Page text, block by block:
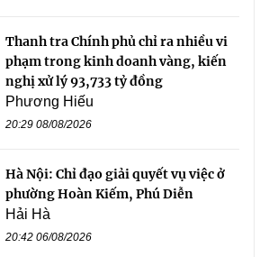
Thanh tra Chính phủ chỉ ra nhiều vi
phạm trong kinh doanh vàng, kiến
nghị xử lý 93,733 tỷ đồng
Phương Hiếu
20:29 08/08/2026
Hà Nội: Chỉ đạo giải quyết vụ việc ở
phường Hoàn Kiếm, Phú Diễn
Hải Hà
20:42 06/08/2026